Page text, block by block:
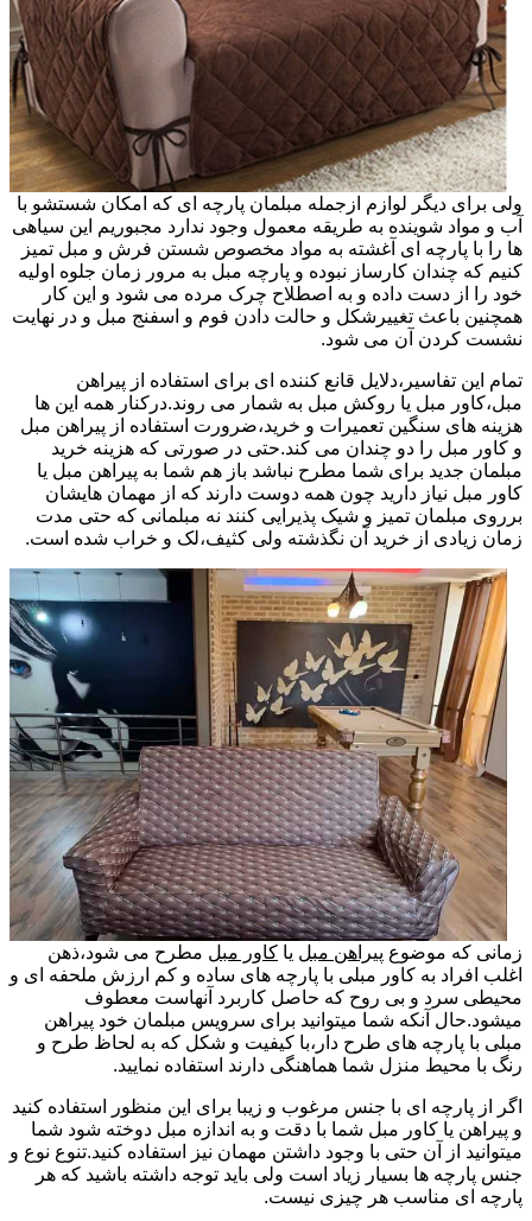
ولی برای دیگر لوازم ازجمله مبلمان پارچه ای که امکان شستشو با
آب و مواد شوینده به طریقه معمول وجود ندارد مجبوریم این سیاهی
ها را با پارچه ای آغشته به مواد مخصوص شستن فرش و مبل تمیز
کنیم که چندان کارساز نبوده و پارچه مبل به مرور زمان جلوه اولیه
خود را از دست داده و به اصطلاح چرک مرده می شود و این کار
همچنین باعث تغییرشکل و حالت دادن فوم و اسفنج مبل و در نهایت
نشست کردن آن می شود.
تمام این تفاسیر،دلایل قانع کننده ای برای استفاده از پیراهن
مبل،کاور مبل یا روکش مبل به شمار می روند.درکنار همه این ها
هزینه های سنگین تعمیرات و خرید،ضرورت استفاده از پیراهن مبل
و کاور مبل را دو چندان می کند.حتی در صورتی که هزینه خرید
مبلمان جدید برای شما مطرح نباشد باز هم شما به پیراهن مبل یا
کاور مبل نیاز دارید چون همه دوست دارند که از مهمان هایشان
برروی مبلمان تمیز و شیک پذیرایی کنند نه مبلمانی که حتی مدت
زمان زیادی از خرید آن نگذشته ولی کثیف،لک و خراب شده است.
زمانی که موضوع پیراهن مبل یا کاور مبل مطرح می شود،ذهن
اغلب افراد به کاور مبلی با پارچه های ساده و کم ارزش ملحفه ای و
محیطی سرد و بی روح که حاصل کاربرد آنهاست معطوف
میشود.حال آنکه شما میتوانید برای سرویس مبلمان خود پیراهن
مبلی با پارچه های طرح دار،با کیفیت و شکل که به لحاظ طرح و
رنگ با محیط منزل شما هماهنگی دارند استفاده نمایید.
اگر از پارچه ای با جنس مرغوب و زیبا برای این منظور استفاده کنید
و پیراهن یا کاور مبل شما با دقت و به اندازه مبل دوخته شود شما
میتوانید از آن حتی با وجود داشتن مهمان نیز استفاده کنید.تنوع نوع و
جنس پارچه ها بسیار زیاد است ولی باید توجه داشته باشید که هر
پارچه ای مناسب هر چیزی نیست.